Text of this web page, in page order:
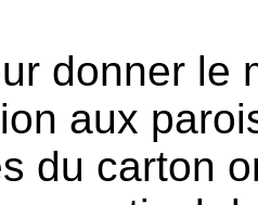
donner le
aux
du carton